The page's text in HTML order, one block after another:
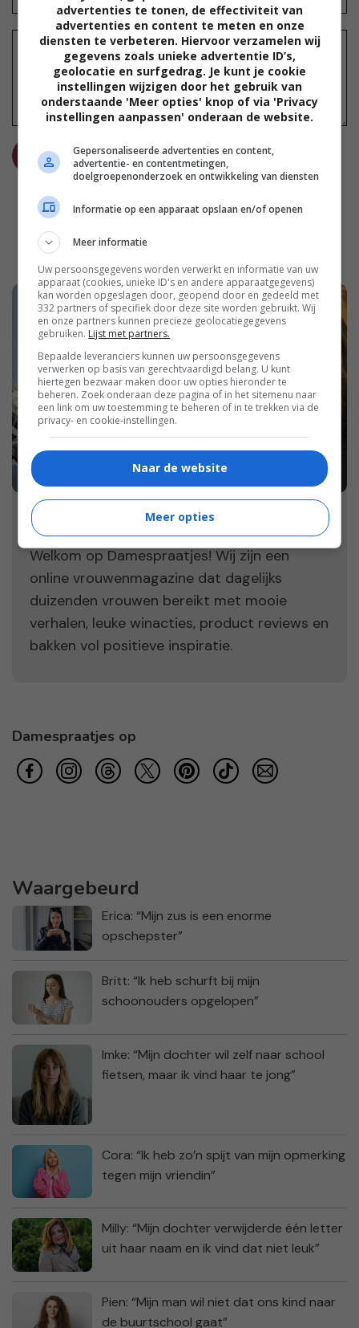
REAGEER
Welkom op Damespraatjes!
Welkom op Damespraatjes! Wij zijn een
online vrouwenmagazine dat dagelijks
duizenden vrouwen bereikt met mooie
verhalen, leuke winacties, product reviews en
bakken vol positieve inspiratie.
Damespraatjes op
Waargebeurd
Erica: “Mijn zus is een enorme
opschepster”
Britt: “Ik heb schurft bij mijn
schoonouders opgelopen”
Imke: “Mijn dochter wil zelf naar school
fietsen, maar ik vind haar te jong”
Cora: “Ik heb zo’n spijt van mijn opmerking
tegen mijn vriendin”
Milly: “Mijn dochter verwijderde één letter
uit haar naam en ik vind dat niet leuk”
Pien: “Mijn man wil niet dat ons kind naar
de buurtschool gaat”
advertenties te tonen, de effectiviteit van
advertenties en content te meten en onze
diensten te verbeteren. Hiervoor verzamelen wij
gegevens zoals unieke advertentie ID’s,
geolocatie en surfgedrag. Je kunt je cookie
instellingen wijzigen door het gebruik van
onderstaande 'Meer opties' knop of via 'Privacy
instellingen aanpassen' onderaan de website.
Gepersonaliseerde advertenties en content,
advertentie- en contentmetingen,
doelgroepenonderzoek en ontwikkeling van diensten
Informatie op een apparaat opslaan en/of openen
Meer informatie
Uw persoonsgegevens worden verwerkt en informatie van uw
apparaat (cookies, unieke ID's en andere apparaatgegevens)
kan worden opgeslagen door, geopend door en gedeeld met
332 partners of specifiek door deze site worden gebruikt. Wij
en onze partners kunnen precieze geolocatiegegevens
gebruiken. Lijst met partners.
Bepaalde leveranciers kunnen uw persoonsgegevens
verwerken op basis van gerechtvaardigd belang. U kunt
hiertegen bezwaar maken door uw opties hieronder te
beheren. Zoek onderaan deze pagina of in het sitemenu naar
een link om uw toestemming te beheren of in te trekken via de
privacy- en cookie-instellingen.
Naar de website
Meer opties